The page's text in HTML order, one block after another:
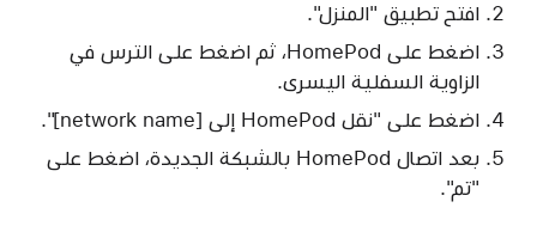
افتح تطبيق "المنزل".
اضغط على HomePod، ثم اضغط على الترس في
الزاوية السفلية اليسرى.
اضغط على "نقل HomePod إلى [network name]".
بعد اتصال HomePod بالشبكة الجديدة، اضغط على
"تم".